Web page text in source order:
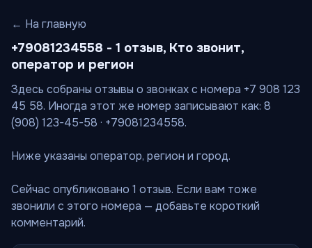
← На главную
+79081234558 - 1 отзыв, Кто звонит,
оператор и регион
Здесь собраны отзывы о звонках с номера +7 908 123
45 58. Иногда этот же номер записывают как: 8
(908) 123-45-58 · +79081234558.
Ниже указаны оператор, регион и город.
Сейчас опубликовано 1 отзыв. Если вам тоже
звонили с этого номера — добавьте короткий
комментарий.